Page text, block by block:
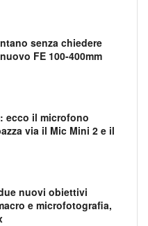
senza chiedere
FE 100-400mm
ecco il microfono
via il Mic Mini 2 e il
nuovi obiettivi
e microfotografia,